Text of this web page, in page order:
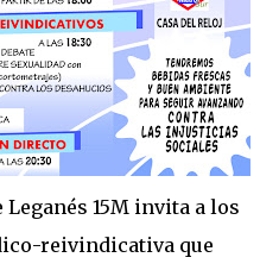
15M invita a los
reivindicativa que